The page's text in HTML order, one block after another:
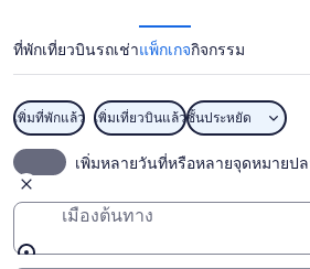
โตเกียวโด
ที่พักเที่ยวบินรถเช่าแพ็กเกจกิจกรรม
เพิ่มที่พักแล้ว เพิ่มเที่ยวบินแล้วชั้นประหยัด
เพิ่มหลายวันที่หรือหลายจุดหมายปล
เมืองต้นทาง